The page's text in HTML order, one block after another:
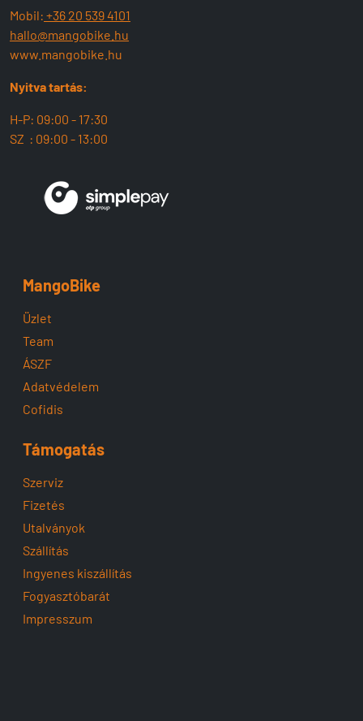
Mobil: +36 20 539 4101
hallo@mangobike.hu
www.mangobike.hu
Nyitva tartás:
H-P: 09:00 - 17:30
SZ : 09:00 - 13:00
MangoBike
Üzlet
Team
ÁSZF
Adatvédelem
Cofidis
Támogatás
Szerviz
Fizetés
Utalványok
Szállítás
Ingyenes kiszállítás
Fogyasztóbarát
Impresszum